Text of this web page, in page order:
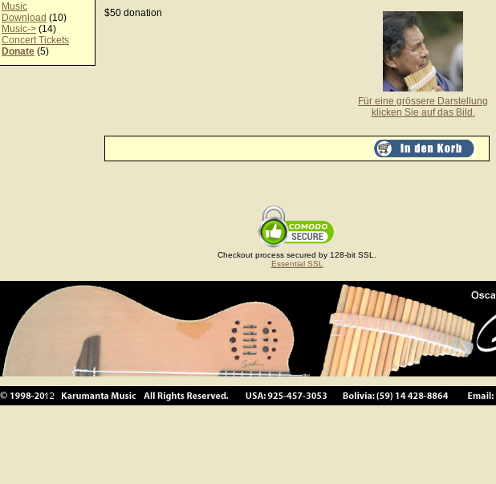
Music
Download (10)
Music-> (14)
Concert Tickets
Donate (5)
Für eine grössere Darstellung
klicken Sie auf das Bild.
$50 donation
Checkout process secured by 128-bit SSL.
Essential SSL